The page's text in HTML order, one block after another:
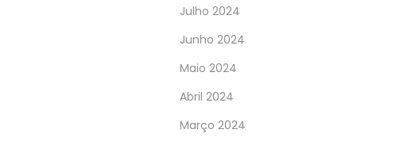
Julho 2024
Junho 2024
Maio 2024
Abril 2024
Março 2024